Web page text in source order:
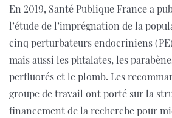
En 2019, Santé Publique France a
l’étude de l’imprégnation de la
cinq perturbateurs endocriniens (PE)
mais aussi les phtalates, les
perfluorés et le plomb. Les
groupe de travail ont porté sur la
financement de la recherche pour